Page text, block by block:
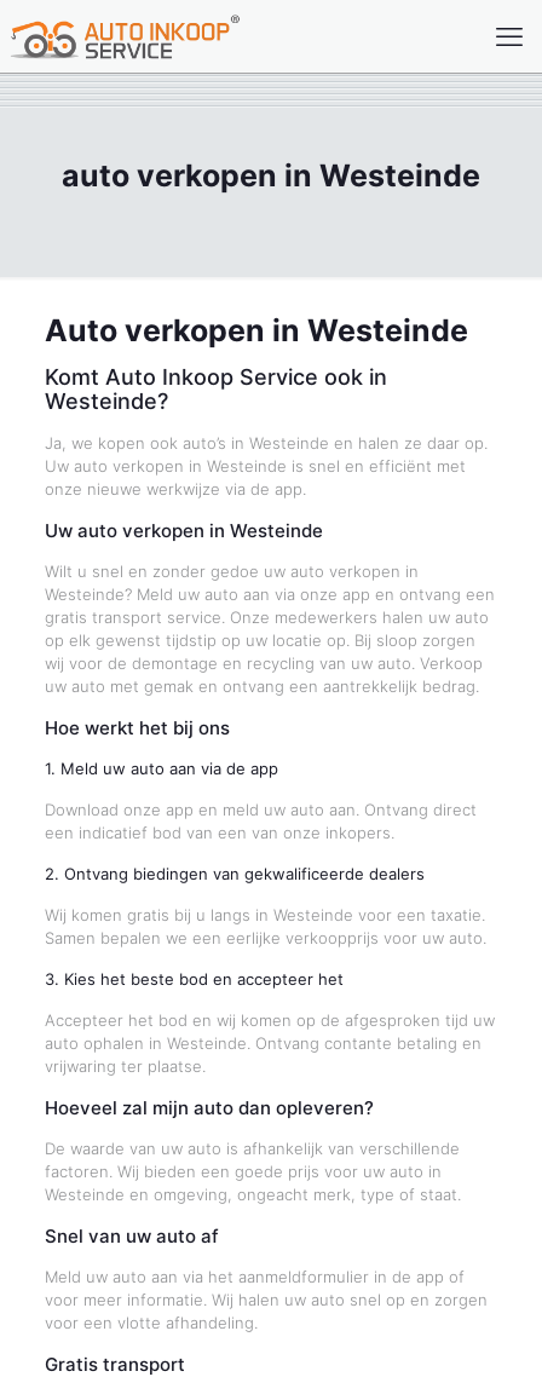
auto verkopen in Westeinde
Auto verkopen in Westeinde
Komt Auto Inkoop Service ook in
Westeinde?
Ja, we kopen ook auto’s in Westeinde en halen ze daar op.
Uw auto verkopen in Westeinde is snel en efficiënt met
onze nieuwe werkwijze via de app.
Uw auto verkopen in Westeinde
Wilt u snel en zonder gedoe uw auto verkopen in
Westeinde? Meld uw auto aan via onze app en ontvang een
gratis transport service. Onze medewerkers halen uw auto
op elk gewenst tijdstip op uw locatie op. Bij sloop zorgen
wij voor de demontage en recycling van uw auto. Verkoop
uw auto met gemak en ontvang een aantrekkelijk bedrag.
Hoe werkt het bij ons
1. Meld uw auto aan via de app
Download onze app en meld uw auto aan. Ontvang direct
een indicatief bod van een van onze inkopers.
2. Ontvang biedingen van gekwalificeerde dealers
Wij komen gratis bij u langs in Westeinde voor een taxatie.
Samen bepalen we een eerlijke verkoopprijs voor uw auto.
3. Kies het beste bod en accepteer het
Accepteer het bod en wij komen op de afgesproken tijd uw
auto ophalen in Westeinde. Ontvang contante betaling en
vrijwaring ter plaatse.
Hoeveel zal mijn auto dan opleveren?
De waarde van uw auto is afhankelijk van verschillende
factoren. Wij bieden een goede prijs voor uw auto in
Westeinde en omgeving, ongeacht merk, type of staat.
Snel van uw auto af
Meld uw auto aan via het aanmeldformulier in de app of
voor meer informatie. Wij halen uw auto snel op en zorgen
voor een vlotte afhandeling.
Gratis transport